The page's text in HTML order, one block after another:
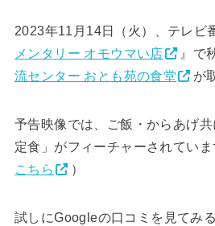
2023年11月14日（火）、テレビ
メンタリー オモウマい店
』で
流センター おとも苑の食堂
が
予告映像では、ご飯・からあげ
定食」がフィーチャーされてい
こちら
）
試しにGoogleの口コミを見てみ